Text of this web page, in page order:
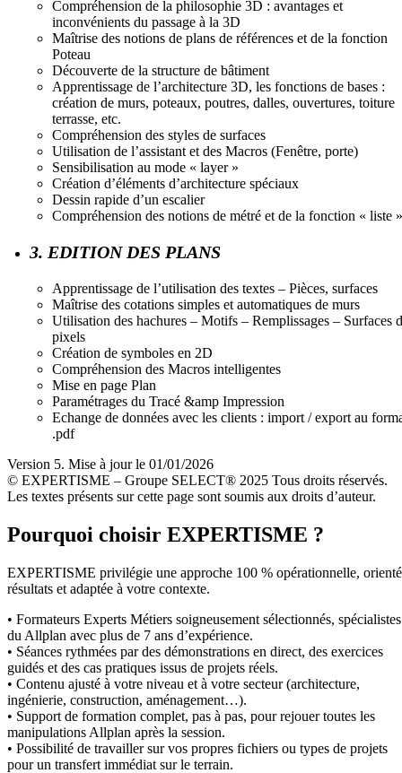
Compréhension de la philosophie 3D : avantages et
inconvénients du passage à la 3D
Maîtrise des notions de plans de références et de la fonction
Poteau
Découverte de la structure de bâtiment
Apprentissage de l’architecture 3D, les fonctions de bases :
création de murs, poteaux, poutres, dalles, ouvertures, toiture
terrasse, etc.
Compréhension des styles de surfaces
Utilisation de l’assistant et des Macros (Fenêtre, porte)
Sensibilisation au mode « layer »
Création d’éléments d’architecture spéciaux
Dessin rapide d’un escalier
Compréhension des notions de métré et de la fonction « liste »
3. EDITION DES PLANS
Apprentissage de l’utilisation des textes – Pièces, surfaces
Maîtrise des cotations simples et automatiques de murs
Utilisation des hachures – Motifs – Remplissages – Surfaces
pixels
Création de symboles en 2D
Compréhension des Macros intelligentes
Mise en page Plan
Paramétrages du Tracé &amp Impression
Echange de données avec les clients : import / export au
.pdf
Version 5. Mise à jour le 01/01/2026
© EXPERTISME – Groupe SELECT® 2025 Tous droits réservés.
Les textes présents sur cette page sont soumis aux droits d’auteur.
Pourquoi choisir EXPERTISME ?
EXPERTISME privilégie une approche 100 % opérationnelle,
résultats et adaptée à votre contexte.
• Formateurs Experts Métiers soigneusement sélectionnés, spécialistes
du Allplan avec plus de 7 ans d’expérience.
• Séances rythmées par des démonstrations en direct, des exercices
guidés et des cas pratiques issus de projets réels.
• Contenu ajusté à votre niveau et à votre secteur (architecture,
ingénierie, construction, aménagement…).
• Support de formation complet, pas à pas, pour rejouer toutes les
manipulations Allplan après la session.
• Possibilité de travailler sur vos propres fichiers ou types de projets
pour un transfert immédiat sur le terrain.